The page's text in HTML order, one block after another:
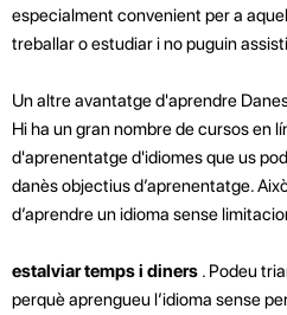
especialment convenient per a
treballar o estudiar i no puguin
Un altre avantatge d'aprendre
Hi ha un gran nombre de cursos en
d'aprenentatge d'idiomes que us
danès objectius d’aprenentatge.
d’aprendre un idioma sense
estalviar temps i diners . Podeu
perquè aprengueu l’idioma sense